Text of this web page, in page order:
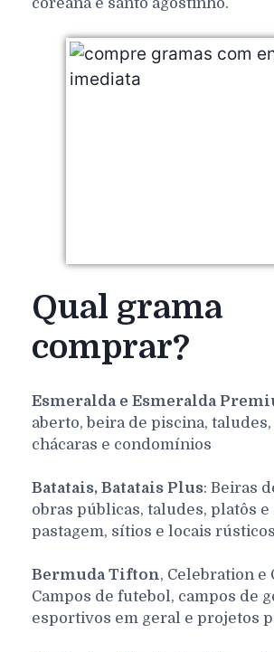
Qual grama
comprar?
Esmeralda e Esmeralda
aberto, beira de piscina,
chácaras e condomínios
Batatais, Batatais Plus: Beiras
obras públicas, taludes, platôs e
pastagem, sítios e locais rústicos
Bermuda Tifton, Celebration e
Campos de futebol, campos de
esportivos em geral e projetos